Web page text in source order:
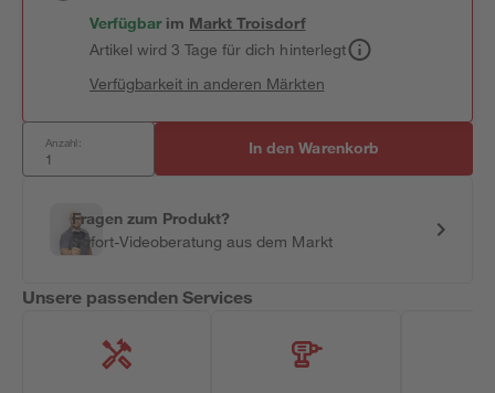
Verfügbar im MarktTroisdorf
Artikel wird 3 Tage für dich hinterlegt
Verfügbarkeit in anderen Märkten
Anzahl: In den Warenkorb
Fragen zum Produkt?
Sofort-Videoberatung aus dem Markt
Unsere passenden Services